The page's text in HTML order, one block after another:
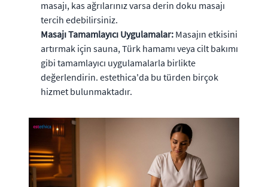
masajı, kas ağrılarınız varsa derin doku masajı
tercih edebilirsiniz.
Masajı Tamamlayıcı Uygulamalar: Masajın etkisini
artırmak için sauna, Türk hamamı veya cilt bakımı
gibi tamamlayıcı uygulamalarla birlikte
değerlendirin. estethica'da bu türden birçok
hizmet bulunmaktadır.